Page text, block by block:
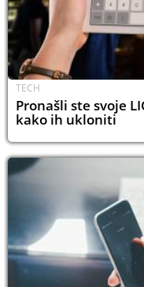
TECH
Pronašli ste svoje
kako ih ukloniti